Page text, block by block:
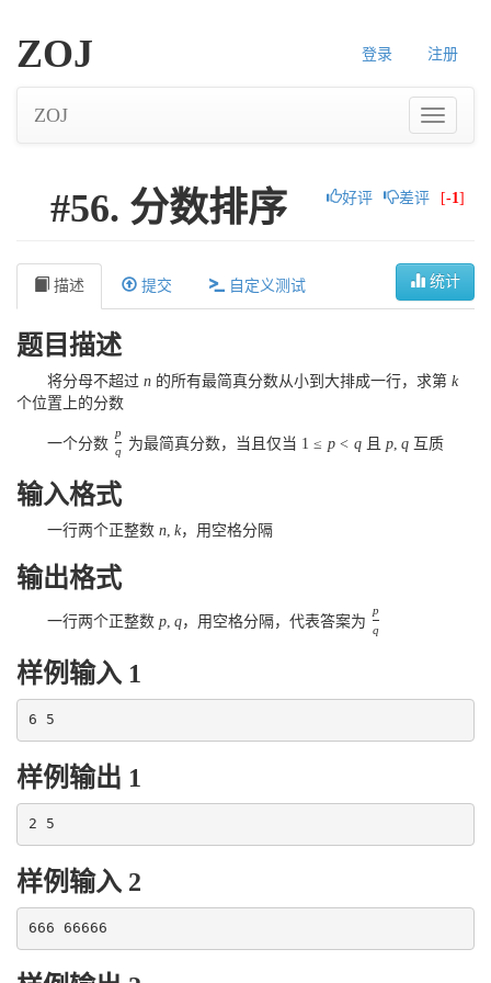
登录 注册
ZOJ
ZOJ
好评 差评 [-1]
#56. 分数排序
统计
描述 提交 自定义测试
题目描述
将分母不超过 n 的所有最简真分数从小到大排成一行，求第 k
个位置上的分数
一个分数
p
q
为最简真分数，当且仅当 1 ≤ p < q 且p q 互质
输入格式
一行两个正整数 n, k，用空格分隔
输出格式
一行两个正整数 p, q，用空格分隔，代表答案为
p
q
样例输入 1
样例输出 1
样例输入 2